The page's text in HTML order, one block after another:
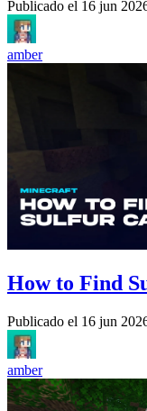
Publicado el 16 jun
amber
How to Find
Publicado el 16 jun
amber